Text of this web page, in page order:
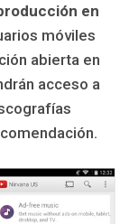
en
móviles
abierta en
acceso a